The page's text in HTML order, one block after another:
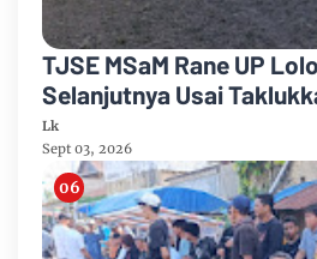
TJSE MSaM Rane UP
Selanjutnya Usai
2 di Merdeka CUP 2026
Lk
Sept 03, 2026